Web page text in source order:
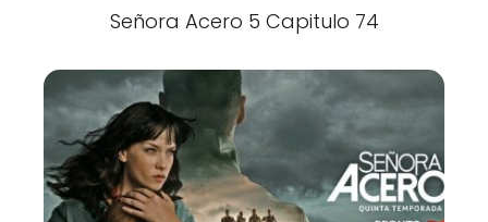
Señora Acero 5 Capitulo 74